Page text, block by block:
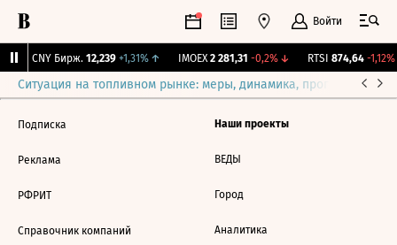
Войти
CNY Бирж. 12,239 +1,31%↑ IMOEX 2 281,31 -0,2%↓ RTSI 874,64 -1,12%
Ситуация на топливном рынке: меры, динамика, прогнозы
Подписка
Реклама
РФРИТ
Справочник компаний
Наши проекты
ВЕДЫ
Город
Аналитика